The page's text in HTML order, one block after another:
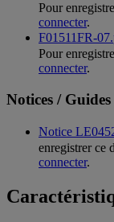
Pour
connecter.
F01511FR-
Pour
connecter.
Notices /
Notice
enregistrer ce
connecter.